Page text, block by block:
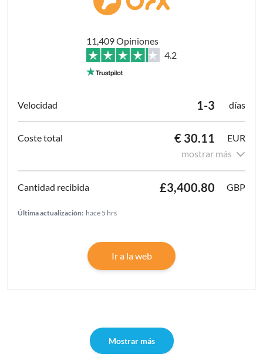
11,409 Opiniones
4.2
1-3 días
€ 30.11
EUR
mostrar más
£3,400.80 GBP
Última actualización: hace 5 hrs
Ir a la web
Mostrar más